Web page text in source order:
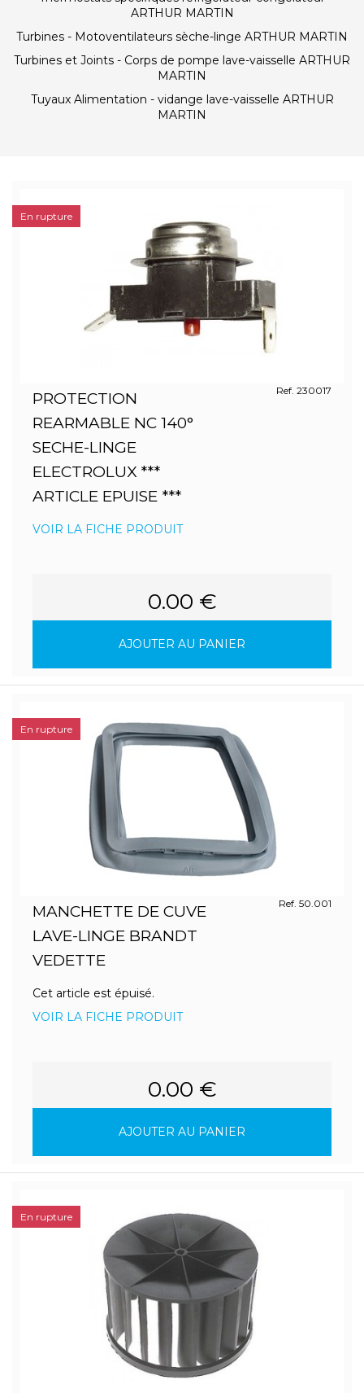
ARTHUR MARTIN
Turbines - Motoventilateurs sèche-linge ARTHUR MARTIN
Turbines et Joints - Corps de pompe lave-vaisselle ARTHUR
MARTIN
Tuyaux Alimentation - vidange lave-vaisselle ARTHUR
MARTIN
PROTECTION
REARMABLE NC 140°
SECHE-LINGE
ELECTROLUX ***
ARTICLE EPUISE ***
Ref. 230017
VOIR LA FICHE PRODUIT
0.00 €
AJOUTER AU PANIER
En rupture
MANCHETTE DE CUVE
LAVE-LINGE BRANDT
VEDETTE
Ref. 50.001
Cet article est épuisé.
VOIR LA FICHE PRODUIT
0.00 €
AJOUTER AU PANIER
En rupture
En rupture